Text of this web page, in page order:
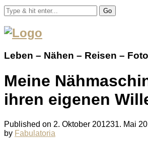
Go
Leben – Nähen – Reisen –
Meine
ihren eigenen
Published on 2. Oktober 201231. Mai
by Fabulatoria